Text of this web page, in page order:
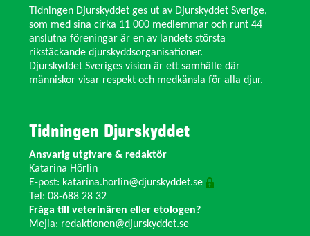
Tidningen Djurskyddet ges ut av Djurskyddet Sverige,
som med sina cirka 11 000 medlemmar och runt 44
anslutna föreningar är en av landets största
rikstäckande djurskyddsorganisationer.
Djurskyddet Sveriges vision är ett samhälle där
människor visar respekt och medkänsla för alla djur.
Tidningen Djurskyddet
Ansvarig utgivare & redaktör
Katarina Hörlin
E-post: katarina.horlin@djurskyddet.se
Tel: 08-688 28 32
Fråga till veterinären eller etologen?
Mejla: redaktionen@djurskyddet.se